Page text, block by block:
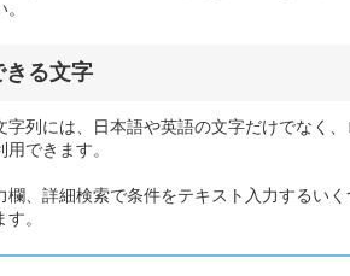
きる文字
字列には、日本語や英語の文字だけでなく
できます。
欄、詳細検索で条件をテキスト入力するい
。